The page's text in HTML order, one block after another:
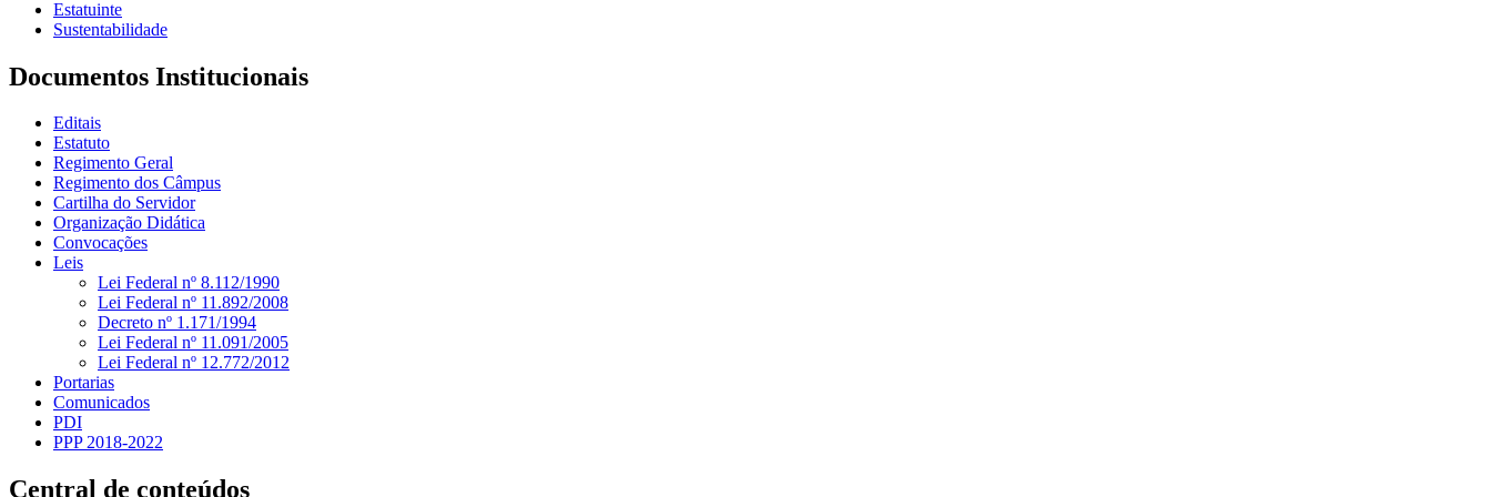
Estatuinte
Sustentabilidade
Documentos Institucionais
Editais
Estatuto
Regimento Geral
Regimento dos Câmpus
Cartilha do Servidor
Organização Didática
Convocações
Leis
Lei Federal nº 8.112/1990
Lei Federal nº 11.892/2008
Decreto nº 1.171/1994
Lei Federal nº 11.091/2005
Lei Federal nº 12.772/2012
Portarias
Comunicados
PDI
PPP 2018-2022
Central de conteúdos